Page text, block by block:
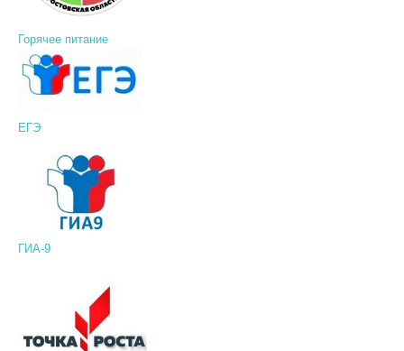
Горячее питание
ЕГЭ
ГИА-9